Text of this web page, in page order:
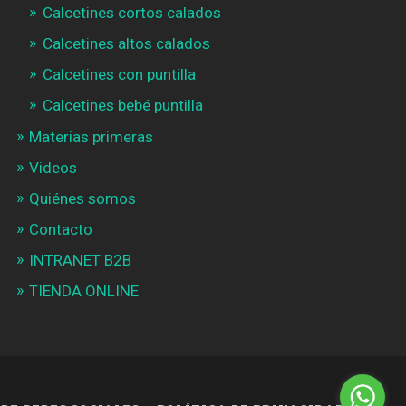
Calcetines cortos calados
Calcetines altos calados
Calcetines con puntilla
Calcetines bebé puntilla
Materias primeras
Videos
Quiénes somos
Contacto
INTRANET B2B
TIENDA ONLINE